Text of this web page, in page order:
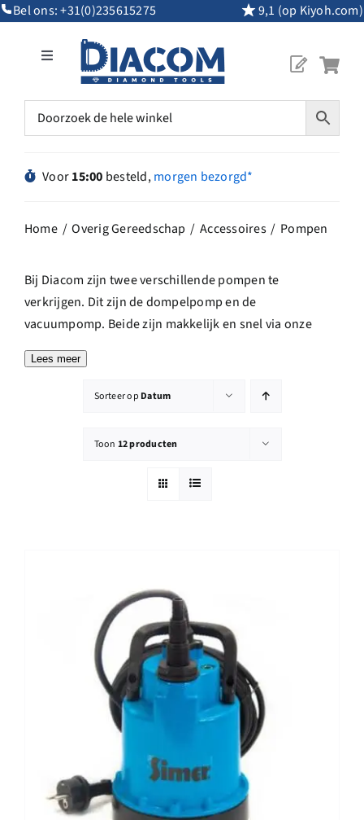
GaBel ons:+31(0)235615275 9,1 (op Kiyoh.com)
Toggle
Navigation
Mijn Account
Maatwerk
Reparatie
Voor15:00 besteld,morgen bezorgd*
Home Overig Gereedschap Accessoires Pompen
Bij Diacom zijn twee verschillende pompen te
verkrijgen. Dit zijn de dompelpomp en de
vacuumpomp. Beide zijn makkelijk en snel via onze
website te bestellen.
Lees meer
Sorteer op Datum
Toon 12 producten